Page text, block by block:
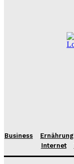
Business Ernährung
Internet